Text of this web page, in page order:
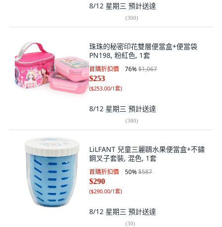
8/12 星期三 預計送達
(300)
珠珠的秘密印花雙層便當盒+便當袋
PN198, 粉紅色, 1套
首購折扣價 76%$1,067
$253
($253.00/1套)
8/12 星期三 預計送達
(380)
LiLFANT 兒童三麗鷗水果便當盒+不鏽
鋼叉子套裝, 混色, 1套
首購折扣價 50%$587
$290
($290.00/1套)
8/12 星期三 預計送達
(30)